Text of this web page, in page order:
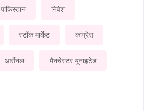
पाकिस्तान निवेश
स्टॉक मार्केट कांग्रेस
आर्सेनल मैनचेस्टर यूनाइटेड